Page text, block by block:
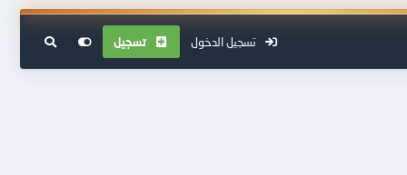
تسجيل الدخول تسجيل